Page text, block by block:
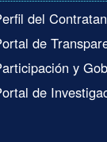
del
de
y
de